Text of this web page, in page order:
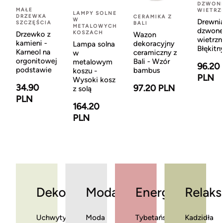
MAŁE
DRZEWKA
SZCZĘŚCIA
Drzewko z
kamieni -
Karneol na
orgonitowej
podstawie
34.90
PLN
LAMPY SOLNE
W
METALOWYCH
KOSZACH
Lampa solna
w
metalowym
koszu -
Wysoki kosz
z solą
164.20
PLN
CERAMIKA Z
BALI
Wazon
dekoracyjny
ceramiczny z
Bali - Wzór
bambus
97.20 PLN
96.20
PLN
Dekoracje
Uchwyty
Moda
Moda
Energia
Tybetańskie
Relaks
Kadzidła